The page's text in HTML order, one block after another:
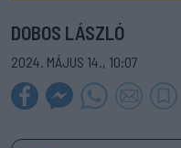
DOBOS LÁSZLÓ
2024. MÁJUS 14., 10:07